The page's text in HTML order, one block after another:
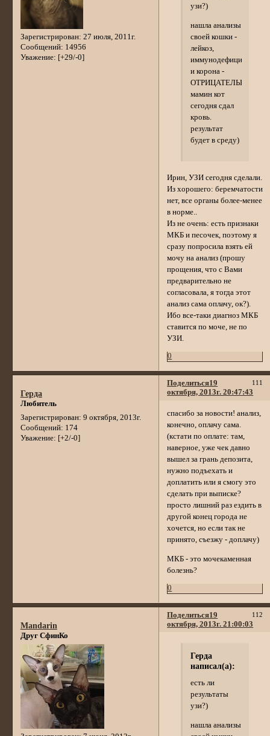
Зарегистрирован: 27 июля, 2011г.
Сообщений: 14956
Уважение: [+29/-0]
узи?)
нашла анализы
своей кошки -
лейкоз,
иммунодефицит
и корона -
ОТРИЦАТЕЛЬНО
мамин кот
сегодня сдал
кровь.
результат
будет в среду)
Ирин, УЗИ сегодня сделали.
Из хорошего: беремчатости
нет, все органы более-менее
в норме..
Из не очень: есть признаки
МКБ и песочек, поэтому я
сразу попросила взять ей
мочу на анализ (прошу
прощения, что с Вами
предварительно не
согласовала, я тогда этот
анализ сама оплачу, ок?).
Ибо все-таки диагноз МКБ
ставится по моче, не по
УЗИ.
0
Поделиться 111
19
октября, 2013г. 20:47:43
Герда
Любитель
Зарегистрирован: 9 октября, 2013г.
Сообщений: 174
Уважение: [+2/-0]
спасибо за новости! анализ,
конечно, оплачу сама.
(кстати по оплате: там,
наверное, уже чек давно
вышел за грань депозита,
нужно подъехать и
доплатить или я смогу это
сделать при выписке?
просто лишний раз ездить в
другой конец города не
хочется, но если так не
принято, съезжу - доплачу)
МКБ - это мочекаменная
болезнь?
0
Поделиться 112
19
октября, 2013г. 21:00:03
Mandarin
Друг СфинКо
Герда
написал(а):
есть ли
результаты
узи?)
нашла анализы